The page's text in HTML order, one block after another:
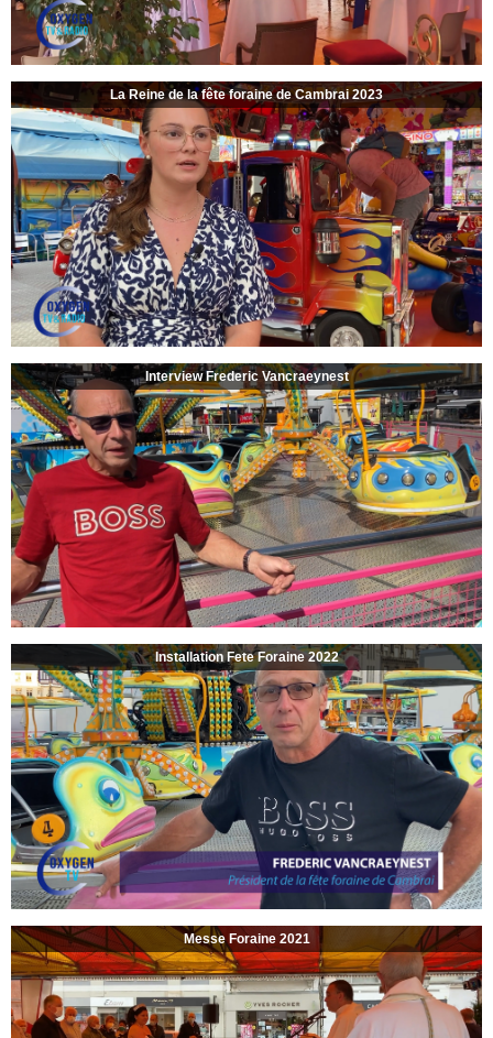
La Reine de la fête foraine de Cambrai 2023
Interview Frederic Vancraeynest
Installation Fete Foraine 2022
Messe Foraine 2021